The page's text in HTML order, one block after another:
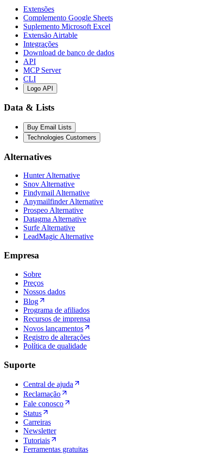
Extensões
Complemento Google Sheets
Suplemento Microsoft Excel
Extensão Airtable
Integrações
Download de banco de dados
API
MCP Server
CLI
Logo API
Data & Lists
Buy Email Lists
Technologies Customers
Alternatives
Hunter Alternative
Snov Alternative
Findymail Alternative
Anymailfinder Alternative
Prospeo Alternative
Datagma Alternative
Surfe Alternative
LeadMagic Alternative
Empresa
Sobre
Preços
Nossos dados
Blog
Programa de afiliados
Recursos de imprensa
Novos lançamentos
Registro de alterações
Política de qualidade
Suporte
Central de ajuda
Reclamação
Fale conosco
Status
Carreiras
Newsletter
Tutoriais
Ferramentas gratuitas